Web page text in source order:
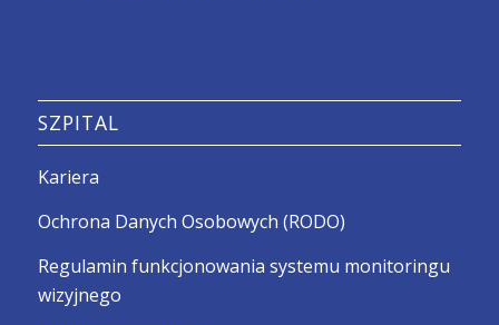
SZPITAL
Kariera
Ochrona Danych Osobowych (RODO)
Regulamin funkcjonowania systemu monitoringu
wizyjnego